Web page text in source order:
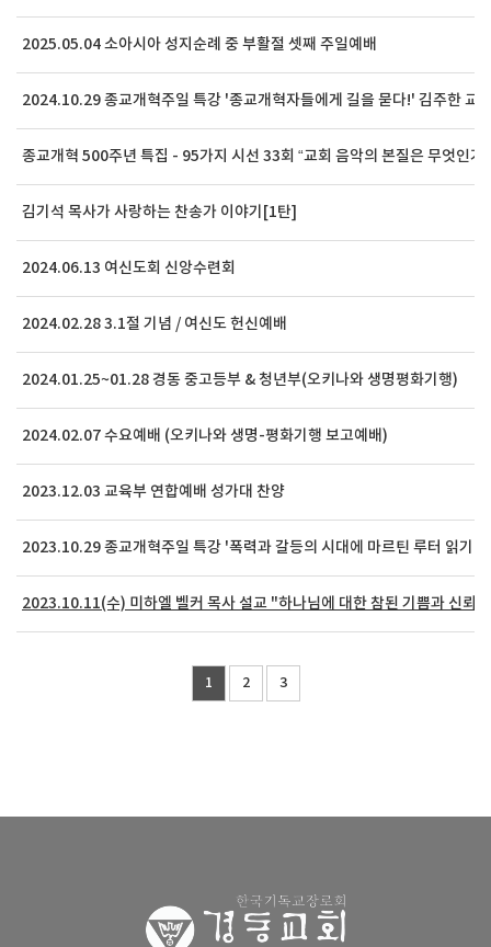
2025.05.04 소아시아 성지순례 중 부활절 셋째 주일예배
2024.10.29 종교개혁주일 특강 '종교개혁자들에게 길을 묻다!' 김주한 교
종교개혁 500주년 특집 - 95가지 시선 33회 “교회 음악의 본질은 무엇인가
김기석 목사가 사랑하는 찬송가 이야기[1탄]
2024.06.13 여신도회 신앙수련회
2024.02.28 3.1절 기념 / 여신도 헌신예배
2024.01.25~01.28 경동 중고등부 & 청년부(오키나와 생명평화기행)
2024.02.07 수요예배 (오키나와 생명-평화기행 보고예배)
2023.12.03 교육부 연합예배 성가대 찬양
2023.10.29 종교개혁주일 특강 '폭력과 갈등의 시대에 마르틴 루터 읽기'
2023.10.11(수) 미하엘 벨커 목사 설교 "하나님에 대한 참된 기쁨과 신뢰"
1 2 3